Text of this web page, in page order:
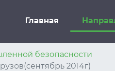
Главная
безопасности
2014г)